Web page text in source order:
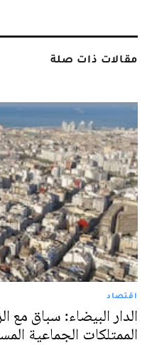
مقالات ذات صلة
اقتصاد
الدار البيضاء: سباق مع
الممتلكات الجماعية